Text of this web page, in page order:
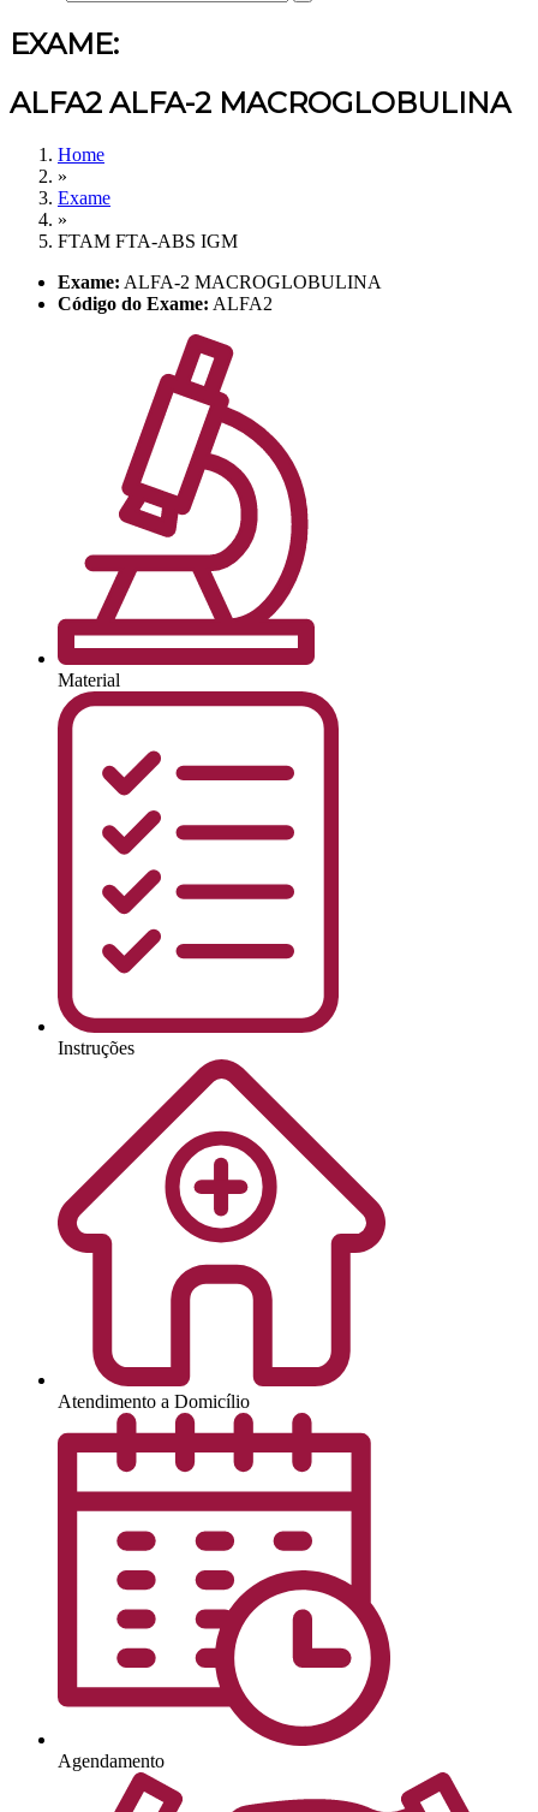
EXAME:
ALFA2 ALFA-2 MACROGLOBULINA
Home
»
Exame
»
FTAM FTA-ABS IGM
Exame: ALFA-2 MACROGLOBULINA
Código do Exame: ALFA2
Material
Instruções
Atendimento a Domicílio
Agendamento